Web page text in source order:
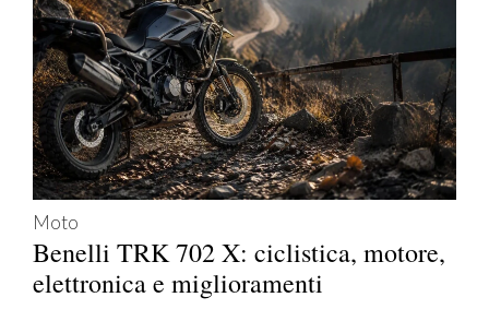
Moto
Benelli TRK 702 X: ciclistica, motore,
elettronica e miglioramenti